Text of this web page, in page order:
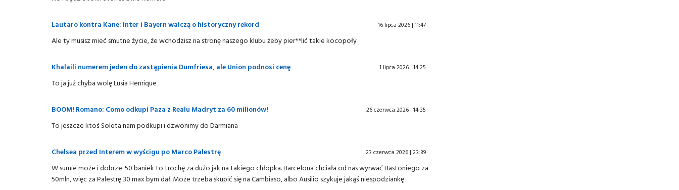
Lautaro kontra Kane: Inter i Bayern walczą o historyczny rekord 16 lipca 2026 | 11:47
Ale ty musisz mieć smutne życie, że wchodzisz na stronę naszego klubu żeby pier**lić takie kocopoły
Khalaili numerem jeden do zastąpienia Dumfriesa, ale Union podnosi cenę 1 lipca 2026 | 14:25
To ja już chyba wolę Lusia Henrique
BOOM! Romano: Como odkupi Paza z Realu Madryt za 60 milionów! 26 czerwca 2026 | 14:35
To jeszcze ktoś Soleta nam podkupi i dzwonimy do Darmiana
Chelsea przed Interem w wyścigu po Marco Palestrę 23 czerwca 2026 | 23:39
W sumie może i dobrze. 50 baniek to trochę za dużo jak na takiego chłopka. Barcelona chciała od nas wyrwać Bastoniego za
50mln, więc za Palestrę 30 max bym dał. Może trzeba skupić się na Cambiaso, albo Ausilio szykuje jakąś niespodziankę